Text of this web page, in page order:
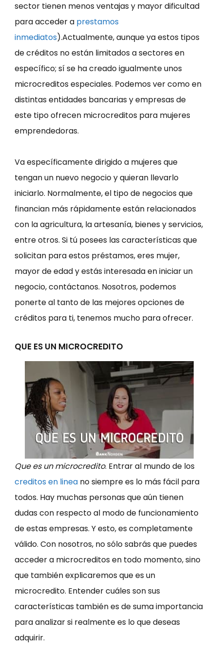
sector tienen menos ventajas y mayor dificultad
para acceder a prestamos
inmediatos).Actualmente, aunque ya estos tipos
de créditos no están limitados a sectores en
específico; sí se ha creado igualmente unos
microcreditos especiales. Podemos ver como en
distintas entidades bancarias y empresas de
este tipo ofrecen microcreditos para mujeres
emprendedoras.
Va específicamente dirigido a mujeres que
tengan un nuevo negocio y quieran llevarlo
iniciarlo. Normalmente, el tipo de negocios que
financian más rápidamente están relacionados
con la agricultura, la artesanía, bienes y servicios,
entre otros. Si tú posees las características que
solicitan para estos préstamos, eres mujer,
mayor de edad y estás interesada en iniciar un
negocio, contáctanos. Nosotros, podemos
ponerte al tanto de las mejores opciones de
créditos para ti, tenemos mucho para ofrecer.
QUE ES UN MICROCREDITO
Que es un microcredito. Entrar al mundo de los
creditos en linea no siempre es lo más fácil para
todos. Hay muchas personas que aún tienen
dudas con respecto al modo de funcionamiento
de estas empresas. Y esto, es completamente
válido. Con nosotros, no sólo sabrás que puedes
acceder a microcreditos en todo momento, sino
que también explicaremos que es un
microcredito. Entender cuáles son sus
características también es de suma importancia
para analizar si realmente es lo que deseas
adquirir.